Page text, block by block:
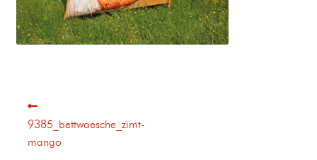
9385_bettwaesche_zimt-
mango